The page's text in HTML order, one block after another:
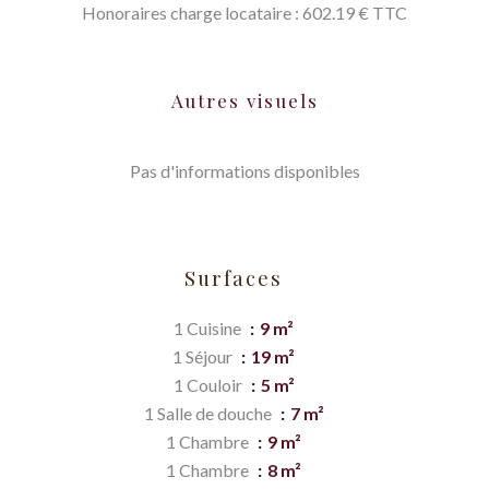
Honoraires charge locataire : 602.19 € TTC
Autres visuels
Pas d'informations disponibles
Surfaces
1 Cuisine
9 m²
1 Séjour
19 m²
1 Couloir
5 m²
1 Salle de douche
7 m²
1 Chambre
9 m²
1 Chambre
8 m²